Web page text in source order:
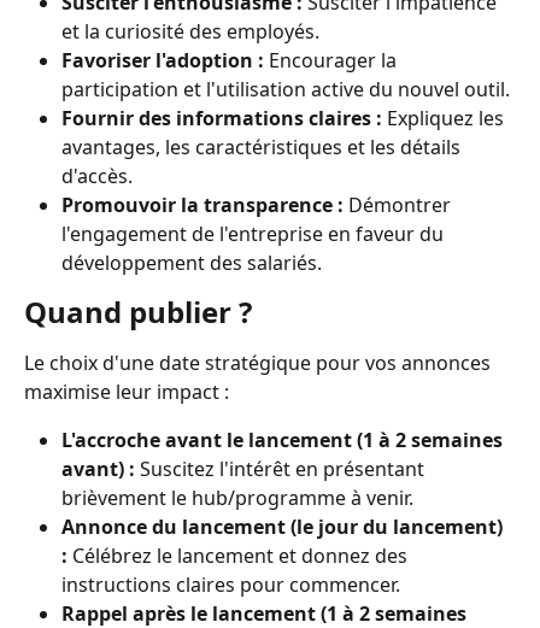
et la curiosité des employés.
Favoriser l'adoption : Encourager la
participation et l'utilisation active du nouvel outil.
Fournir des informations claires : Expliquez les
avantages, les caractéristiques et les détails
d'accès.
Promouvoir la transparence : Démontrer
l'engagement de l'entreprise en faveur du
développement des salariés.
Quand publier ?
Le choix d'une date stratégique pour vos annonces
maximise leur impact :
L'accroche avant le lancement (1 à 2 semaines
avant) : Suscitez l'intérêt en présentant
brièvement le hub/programme à venir.
Annonce du lancement (le jour du lancement)
: Célébrez le lancement et donnez des
instructions claires pour commencer.
Rappel après le lancement (1 à 2 semaines